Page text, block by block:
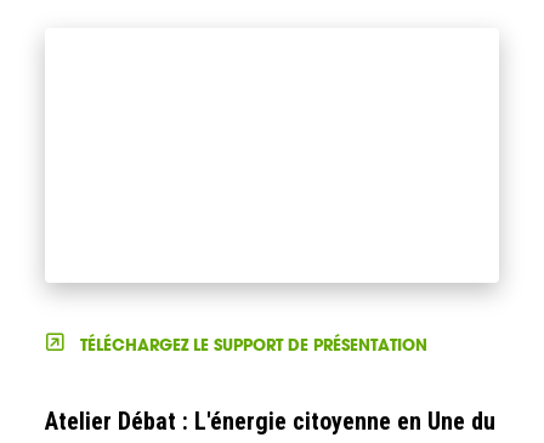
TÉLÉCHARGEZ LE SUPPORT DE PRÉSENTATION
Atelier Débat : L'énergie citoyenne en Une du